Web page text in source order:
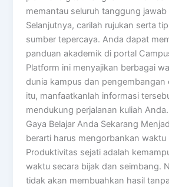
memantau seluruh tanggung jawab
Selanjutnya, carilah rujukan serta
sumber tepercaya. Anda dapat
panduan akademik di portal
Platform ini menyajikan berbagai
dunia kampus dan pengembangan
itu, manfaatkanlah informasi
mendukung perjalanan kuliah
Gaya Belajar Anda Sekarang
berarti harus mengorbankan waktu
Produktivitas sejati adalah
waktu secara bijak dan seimbang.
tidak akan membuahkan hasil